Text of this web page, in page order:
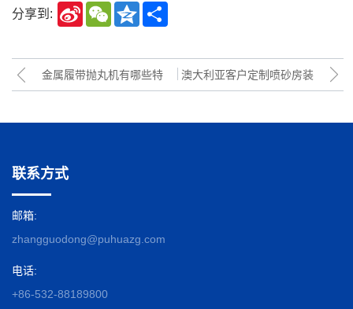
分享到:
Sina
Weibo
WeChatQzone
金属履带抛丸机有哪些特 澳大利亚客户定制喷砂房装
联系方式
邮箱:
zhangguodong@puhuazg.com
电话:
+86-532-88189800